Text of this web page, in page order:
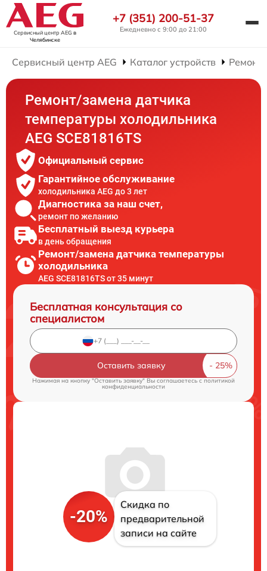
Сервисный центр AEG в
Челябинске
+7 (351) 200-51-37
Ежедневно с 9:00 до 21:00
Сервисный центр AEG Каталог устройств Ремонт
Ремонт/замена датчика
температуры холодильника
AEG SCE81816TS
Официальный сервис
Гарантийное обслуживание
холодильника AEG до 3 лет
Диагностика за наш счет,
ремонт по желанию
Бесплатный выезд курьера
в день обращения
Ремонт/замена датчика температуры
холодильника
AEG SCE81816TS от 35 минут
Бесплатная консультация со
специалистом
Оставить заявку
Нажимая на кнопку "Оставить заявку" Вы соглашаетесь cполитикой
конфиденциальности
-20%
Скидка по
предварительной
записи на сайте